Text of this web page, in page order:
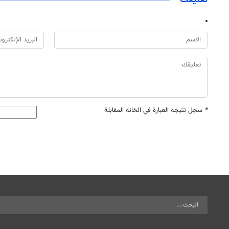
* سجل نتيجة العبارة في الخانة المقابلة